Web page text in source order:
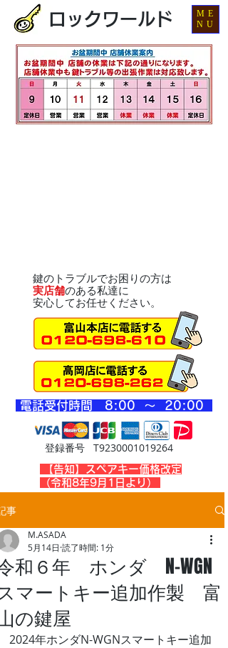
ロックワールド
鍵のトラブルでお困りの方は
実店舗のある私達に
安心してお任せください。
登録番号 T9230001019264
​電話受付時間 8:00 ～ 20:00
​【告知】スペアキー価格改定
（令和8年9月1日より）
ME
NU
事
和６年 ホンダ N-WGN
マートキー追加作製 富
の鍵屋
M.ASADA
5月14日 読了時間: 1分
2024年ホンダN-WGNスマートキー追加